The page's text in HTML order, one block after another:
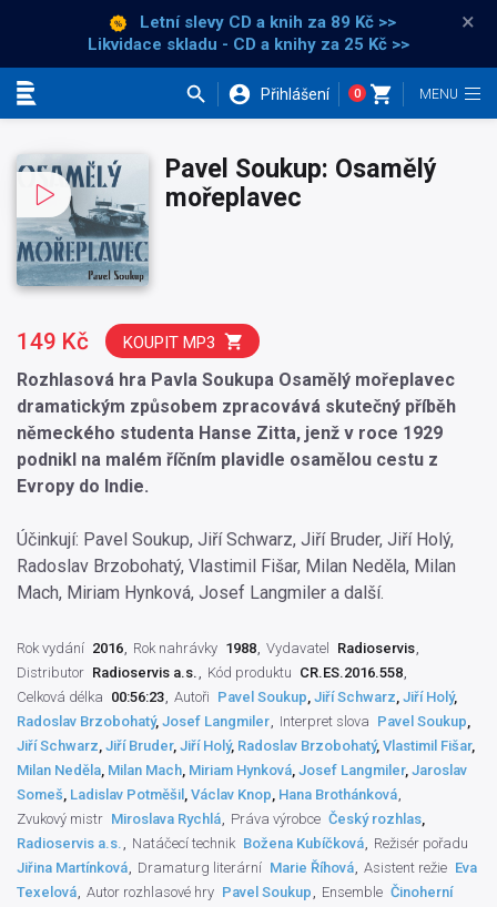
Letní slevy CD a knih za 89 Kč >>
Likvidace skladu - CD a knihy za 25 Kč >>
×
Přihlášení 0
Pavel Soukup: Osamělý
mořeplavec
Rozhlasová hra Pavla Soukupa Osamělý mořeplavec
dramatickým způsobem zpracovává skutečný příběh
německého studenta Hanse Zitta, jenž v roce 1929
podnikl na malém říčním plavidle osamělou cestu z
Evropy do Indie.
Účinkují: Pavel Soukup, Jiří Schwarz, Jiří Bruder, Jiří Holý,
Radoslav Brzobohatý, Vlastimil Fišar, Milan Neděla, Milan
Mach, Miriam Hynková, Josef Langmiler a další.
149 Kč KOUPIT MP3
Rok vydání 2016 Rok nahrávky 1988 Vydavatel
Radioservis
Distributor Radioservis a.s. Kód produktu CR.ES.2016.558
Celková délka 00:56:23 Autoři Pavel Soukup, Jiří Schwarz, Jiří Holý,
Radoslav Brzobohatý, Josef Langmiler Interpret slova Pavel Soukup,
Jiří Schwarz, Jiří Bruder, Jiří Holý, Radoslav Brzobohatý, Vlastimil Fišar,
Milan Neděla, Milan Mach, Miriam Hynková, Josef Langmiler, Jaroslav
Someš, Ladislav Potměšil , Václav Knop, Hana Brothánková
Zvukový mistr Miroslava Rychlá Práva výrobce Český rozhlas,
Radioservis a.s.
Natáčecí technik Božena Kubíčková
Režisér pořadu
Jiřina Martínková
Dramaturg literární Marie Říhová Asistent režie Eva
Texelová Autor rozhlasové hry Pavel Soukup Ensemble Činoherní